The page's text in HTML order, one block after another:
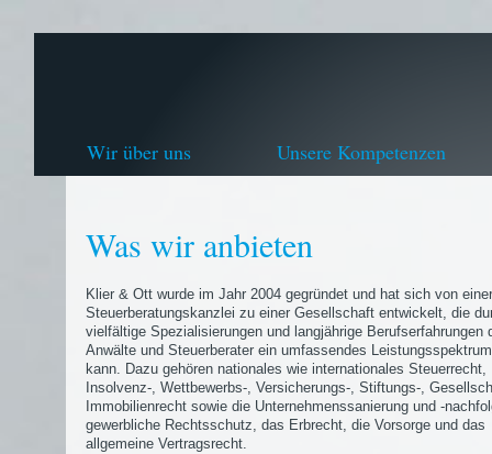
Wir über uns Unsere Kompetenzen
Was wir anbieten
Klier & Ott wurde im Jahr 2004 gegründet und hat sich von einer
Steuerberatungskanzlei zu einer Gesellschaft entwickelt, die
vielfältige Spezialisierungen und langjährige Berufserfahrungen
Anwälte und Steuerberater ein umfassendes
kann. Dazu gehören nationales wie internationales Steuerrecht,
Insolvenz-, Wettbewerbs-, Versicherungs-, Stiftungs-,
Immobilienrecht sowie die Unternehmenssanierung und -
gewerbliche Rechtsschutz, das Erbrecht, die Vorsorge und das
allgemeine Vertragsrecht.